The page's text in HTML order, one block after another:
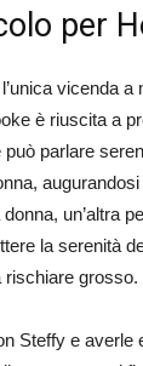
per
vicenda a
è riuscita a
parlare
un’altra
la serenità
rischiare grosso.
Steffy e averle